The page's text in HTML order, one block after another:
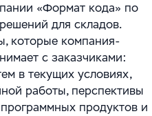
«Формат кода» по
для складов.
которые компания-
с заказчиками:
в текущих условиях,
работы, перспективы
продуктов и